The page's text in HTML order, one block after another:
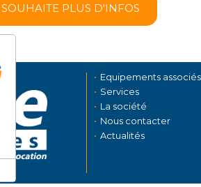
SOUHAITE PLUS D'INFOS
Equipements associés
Services
La société
Nous contacter
Actualités